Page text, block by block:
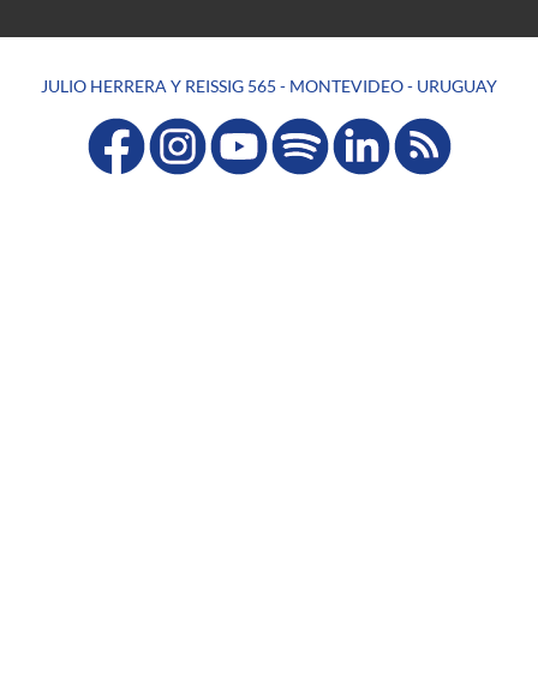
JULIO HERRERA Y REISSIG 565 - MONTEVIDEO - URUGUAY